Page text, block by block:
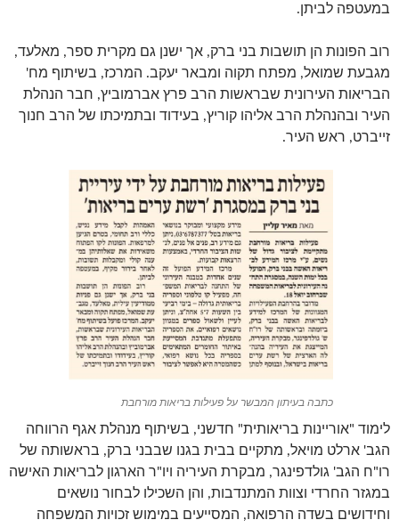
במעטפה לביתן.
רוב הפונות הן תושבות בני ברק, אך ישנן גם מקרית ספר, מאלעד,
מגבעת שמואל, מפתח תקוה ומבאר יעקב. המרכז, בשיתוף מח'
הבריאות העירונית שבראשות הרב פרץ אברמוביץ, חבר הנהלת
העיר ובהנהלת הרב אליהו קוריץ, בעידוד ובתמיכתו של הרב חנוך
זייברט, ראש העיר.
כתבה בעיתון המבשר על פעילות בריאות מורחבת
לימוד "אוריינות בריאותית" חדשני, בשיתוף מנהלת אגף הרווחה
הגב' ארלט מויאל, מתקיים בבית בגנו שבבני ברק, בראשותה של
רו"ח הגב' גולדפינגר, מבקרת העיריה ויו"ר הארגון לבריאות האישה
במגזר החרדי וצוות המתנדבות, והן השכילו לבחור נושאים
וחידושים בשדה הרפואה, המסייעים במימוש זכויות המשפחה